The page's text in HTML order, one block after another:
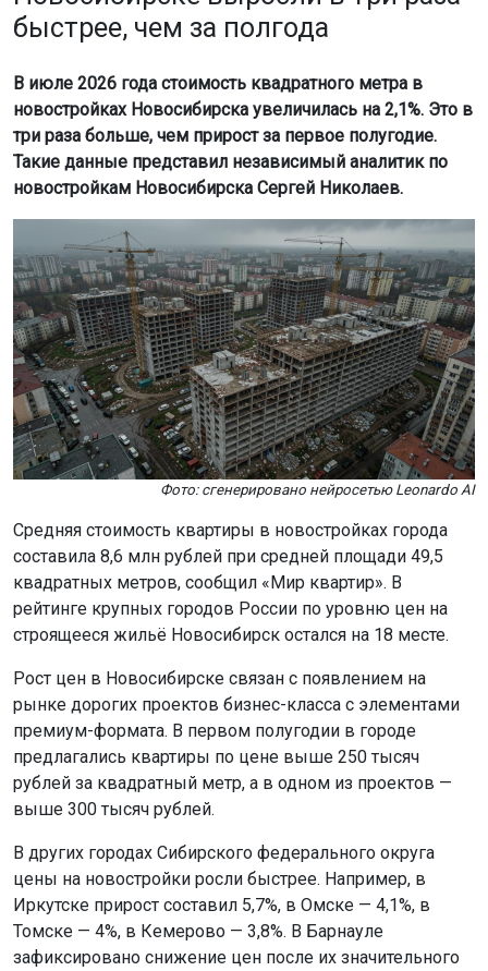
быстрее, чем за полгода
В июле 2026 года стоимость квадратного метра в
новостройках Новосибирска увеличилась на 2,1%. Это в
три раза больше, чем прирост за первое полугодие.
Такие данные представил независимый аналитик по
новостройкам Новосибирска Сергей Николаев.
Фото: сгенерировано нейросетью Leonardo AI
Средняя стоимость квартиры в новостройках города
составила 8,6 млн рублей при средней площади 49,5
квадратных метров, сообщил «Мир квартир». В
рейтинге крупных городов России по уровню цен на
строящееся жильё Новосибирск остался на 18 месте.
Рост цен в Новосибирске связан с появлением на
рынке дорогих проектов бизнес-класса с элементами
премиум-формата. В первом полугодии в городе
предлагались квартиры по цене выше 250 тысяч
рублей за квадратный метр, а в одном из проектов —
выше 300 тысяч рублей.
В других городах Сибирского федерального округа
цены на новостройки росли быстрее. Например, в
Иркутске прирост составил 5,7%, в Омске — 4,1%, в
Томске — 4%, в Кемерово — 3,8%. В Барнауле
зафиксировано снижение цен после их значительного